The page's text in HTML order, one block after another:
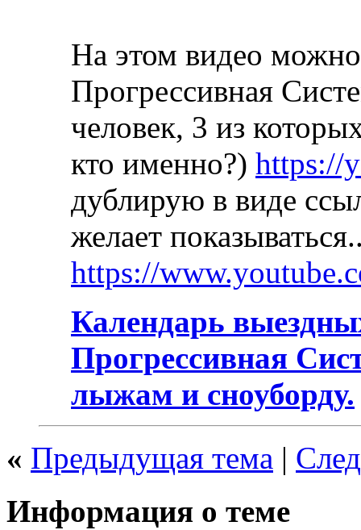
На этом видео можно
Прогрессивная
человек, 3 из
кто именно?) https://
дублирую в виде
желает
https://
Календарь
Прогрессивная
лыжам и сноуборду.
« Предыдущая тема |
Информация о теме